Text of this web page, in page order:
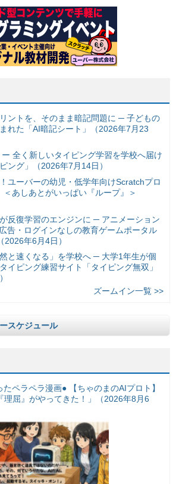
ントを、そのまま暗記問題に ─ 子どもの
れた「AI暗記シート」（2026年7月23
全く新しいタイピング学習を学校へ届け
ング」（2026年7月14日）
ユーバーの幼児・低学年向けScratchプロ
あしあとがいっぱい『ループ』＞
が反復学習のエンジンに ─ アニメーション
告・ログインなしの教育ゲームポータル
2026年6月4日）
然と速くなる」を学校へ ─ 大学1年生が個
イピング練習サイト「タイピング無双」
ズームイン一覧 >>
スケジュール
ペラペラ漫画● 【ちゃのまのAIプロト】
理屈』がやってきた！」（2026年8月6